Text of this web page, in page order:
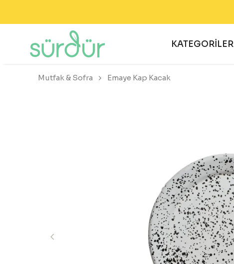
KATEGORİLER
Mutfak & Sofra Emaye Kap Kacak